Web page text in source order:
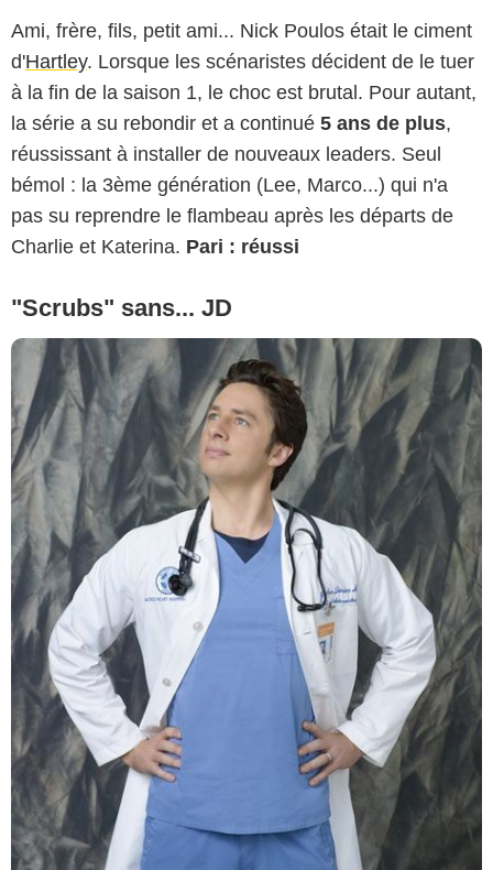
Ami, frère, fils, petit ami... Nick Poulos était le ciment
d'Hartley. Lorsque les scénaristes décident de le tuer
à la fin de la saison 1, le choc est brutal. Pour autant,
la série a su rebondir et a continué 5 ans de plus,
réussissant à installer de nouveaux leaders. Seul
bémol : la 3ème génération (Lee, Marco...) qui n'a
pas su reprendre le flambeau après les départs de
Charlie et Katerina. Pari : réussi
"Scrubs" sans... JD